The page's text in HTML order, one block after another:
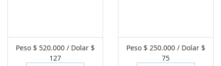
Peso $ 520.000 / Dolar $
127
Peso $ 250.000 / Dolar $
75